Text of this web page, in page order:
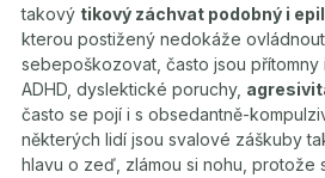
takový tikový záchvat podobný i
kterou postižený nedokáže
sebepoškozovat, často jsou přítomny
ADHD, dyslektické poruchy,
často se pojí i s obsedantně-
některých lidí jsou svalové záškuby
hlavu o zeď, zlámou si nohu, protože